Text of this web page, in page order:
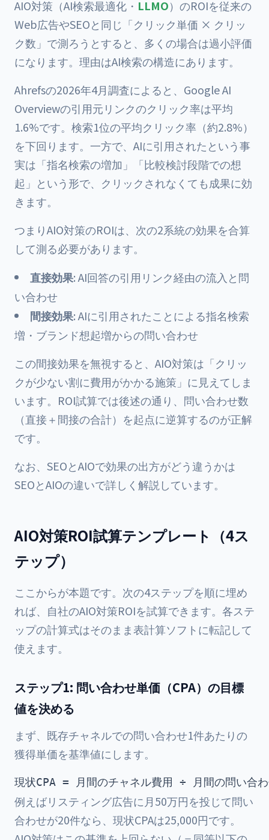
AIO対策（AI検索最適化・ LLMO）のROIを従来の
Web広告やSEOと同じ「クリック単価 × クリッ
ク数」で測ろうとすると、多くの場合は過小評価
になります。理由はAI検索の構造にあります。
Ahrefsの2026年4月調査によると、Google AI
Overviewの引用元リンクのクリック率は平均
1.6%です。検索1位の平均クリック率（約2.8%）
を下回ります。一方で、AIに引用されたという事
実は「指名検索の増加」「比較検討段階での想
起」という形で、クリックされなくても成果に効
きます。
つまりAIO対策のROIは、次の2系統の効果を合算
して測る必要があります。
直接効果: AI回答の引用リンク経由の流入と問
い合わせ
間接効果: AIに引用されたことによる指名検索
増・ブランド想起増からの問い合わせ
この間接効果を無視すると、AIO対策は「クリッ
クが少ない割に費用がかかる施策」に見えてしま
います。ROI試算では後述の通り、問い合わせ数
（直接＋間接の合計）を起点に逆算するのが正解
です。
なお、SEOとAIOで効果の出方がどう違うかは
SEOとAIOの違いで詳しく解説しています。
AIO対策ROI試算テンプレート（4ス
テップ）
ここからが本題です。次の4ステップを順に埋め
れば、自社のAIO対策ROIを試算できます。各ステ
ップの計算式はそのまま表計算ソフトに転記して
使えます。
ステップ1: 問い合わせ単価（CPA）の目標
値を決める
まず、既存チャネルでの問い合わせ1件あたりの
獲得単価を基準値にします。
例えばリスティング広告に月50万円を投じて問い
合わせが20件なら、現状CPAは25,000円です。